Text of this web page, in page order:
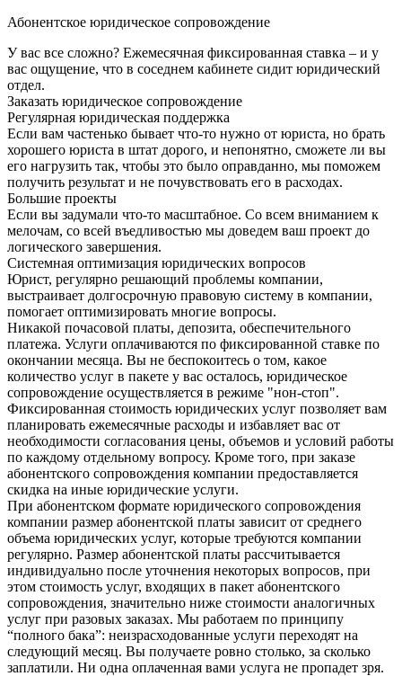
Абонентское юридическое сопровождение
У вас все сложно? Ежемесячная фиксированная ставка – и у
вас ощущение, что в соседнем кабинете сидит юридический
отдел.
Заказать юридическое сопровождение
Регулярная юридическая поддержка
Если вам частенько бывает что-то нужно от юриста, но брать
хорошего юриста в штат дорого, и непонятно, сможете ли вы
его нагрузить так, чтобы это было оправданно, мы поможем
получить результат и не почувствовать его в расходах.
Большие проекты
Если вы задумали что-то масштабное. Со всем вниманием к
мелочам, со всей въедливостью мы доведем ваш проект до
логического завершения.
Системная оптимизация юридических вопросов
Юрист, регулярно решающий проблемы компании,
выстраивает долгосрочную правовую систему в компании,
помогает оптимизировать многие вопросы.
Никакой почасовой платы, депозита, обеспечительного
платежа. Услуги оплачиваются по фиксированной ставке по
окончании месяца. Вы не беспокоитесь о том, какое
количество услуг в пакете у вас осталось, юридическое
сопровождение осуществляется в режиме "нон-стоп".
Фиксированная стоимость юридических услуг позволяет вам
планировать ежемесячные расходы и избавляет вас от
необходимости согласования цены, объемов и условий работы
по каждому отдельному вопросу. Кроме того, при заказе
абонентского сопровождения компании предоставляется
скидка на иные юридические услуги.
При абонентском формате юридического сопровождения
компании размер абонентской платы зависит от среднего
объема юридических услуг, которые требуются компании
регулярно. Размер абонентской платы рассчитывается
индивидуально после уточнения некоторых вопросов, при
этом стоимость услуг, входящих в пакет абонентского
сопровождения, значительно ниже стоимости аналогичных
услуг при разовых заказах. Мы работаем по принципу
“полного бака”: неизрасходованные услуги переходят на
следующий месяц. Вы получаете ровно столько, за сколько
заплатили. Ни одна оплаченная вами услуга не пропадет зря.